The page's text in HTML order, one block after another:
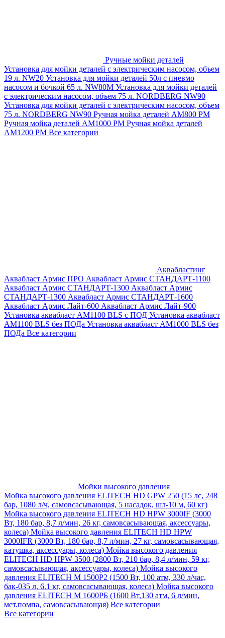
Ручные мойки деталей
Установка для мойки деталей с электрическим насосом, объем
19 л. NW20 Установка для мойки деталей 50л с пневмо
насосом и бочкой 65 л. NW80M Установка для мойки деталей
с электрическим насосом, объем 75 л. NORDBERG NW90
Установка для мойки деталей с электрическим насосом, объем
75 л. NORDBERG NW90 Ручная мойка деталей АМ800 РМ
Ручная мойка деталей АМ1000 РМ Ручная мойка деталей
АМ1200 РМ Все категории
Аквабластинг
Аквабласт Армис ПРО Аквабласт Армис СТАНДАРТ-1100
Аквабласт Армис СТАНДАРТ-1300 Аквабласт Армис
СТАНДАРТ-1300 Аквабласт Армис СТАНДАРТ-1600
Аквабласт Армис Лайт-600 Аквабласт Армис Лайт-900
Установка аквабласт AM1100 BLS с ПОД Установка аквабласт
AM1100 BLS без ПОДа Установка аквабласт AM1000 BLS без
ПОДа Все категории
Мойки высокого давления
Мойка высокого давления ELITECH HD GPW 250 (15 лс, 248
бар, 1080 л/ч, самовсасывающая, 5 насадок, шл-10 м, 60 кг)
Мойка высокого давления ELITECH HD HPW 3000IF (3000
Вт, 180 бар, 8,7 л/мин, 26 кг, самовсасывающая, аксессуары,
колеса) Мойка высокого давления ELITECH HD HPW
3000IFR (3000 Вт, 180 бар, 8,7 л/мин, 27 кг, самовсасывающая,
катушка, аксессуары, колеса) Мойка высокого давления
ELITECH HD HPW 3500 (2800 Вт, 210 бар, 8,4 л/мин, 59 кг,
самовсасывающая, аксессуары, колеса) Мойка высокого
давления ELITECH M 1500P2 (1500 Вт, 100 атм, 330 л/час,
бак-035 л, 6.1 кг, самовсасывающая, колеса) Мойка высокого
давления ELITECH М 1600РБ (1600 Вт,130 атм, 6 л/мин,
мет.помпа, самовсасывающая) Все категории
Все категории